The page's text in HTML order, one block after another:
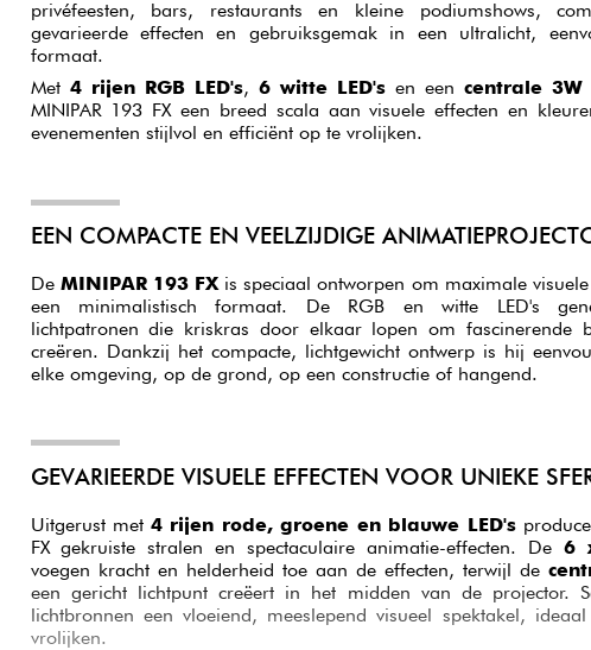
privéfeesten, bars, restaurants en kleine podiumshows,
gevarieerde effecten en gebruiksgemak in een ultralicht,
formaat.
Met 4 rijen RGB LED's, 6 witte LED'sen een centrale 3W
MINIPAR 193 FX een breed scala aan visuele effecten en
evenementen stijlvol en efficiënt op te vrolijken.
EEN COMPACTE EN VEELZIJDIGE
De MINIPAR 193 FXis speciaal ontworpen om maximale
een minimalistisch formaat. De RGB en witte LED's
lichtpatronen die kriskras door elkaar lopen om fascinerende
creëren. Dankzij het compacte, lichtgewicht ontwerp is hij
elke omgeving, op de grond, op een constructie of hangend.
GEVARIEERDE VISUELE EFFECTEN VOOR UNIEKE
Uitgerust met 4 rijen rode, groene en blauwe LED's
FX gekruiste stralen en spectaculaire animatie-effecten. De 6
voegen kracht en helderheid toe aan de effecten, terwijl de
een gericht lichtpunt creëert in het midden van de projector.
lichtbronnen een vloeiend, meeslepend visueel spektakel,
vrolijken.